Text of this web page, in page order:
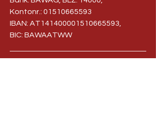
Kontonr.: 01510665593
IBAN: AT141400001510665593,
BIC: BAWAATWW